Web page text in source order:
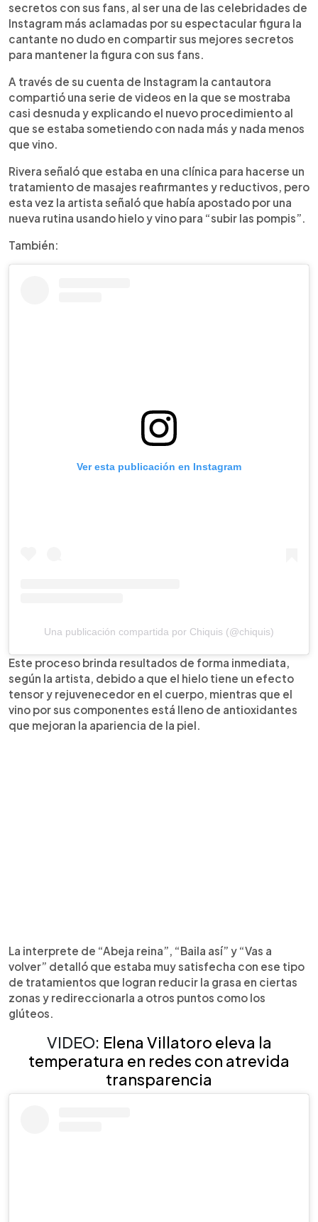
secretos con sus fans, al ser una de las celebridades de
Instagram más aclamadas por su espectacular figura la
cantante no dudo en compartir sus mejores secretos
para mantener la figura con sus fans.
A través de su cuenta de Instagram la cantautora
compartió una serie de videos en la que se mostraba
casi desnuda y explicando el nuevo procedimiento al
que se estaba sometiendo con nada más y nada menos
que vino.
Rivera señaló que estaba en una clínica para hacerse un
tratamiento de masajes reafirmantes y reductivos, pero
esta vez la artista señaló que había apostado por una
nueva rutina usando hielo y vino para “subir las pompis”.
También:
Ver esta publicación en Instagram
Una publicación compartida por Chiquis (@chiquis)
Este proceso brinda resultados de forma inmediata,
según la artista, debido a que el hielo tiene un efecto
tensor y rejuvenecedor en el cuerpo, mientras que el
vino por sus componentes está lleno de antioxidantes
que mejoran la apariencia de la piel.
La interprete de “Abeja reina”, “Baila así” y “Vas a
volver” detalló que estaba muy satisfecha con ese tipo
de tratamientos que logran reducir la grasa en ciertas
zonas y redireccionarla a otros puntos como los
glúteos.
VIDEO: Elena Villatoro eleva la
temperatura en redes con atrevida
transparencia